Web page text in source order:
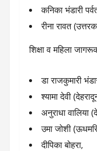
कनिका भंडारी
रीना रावत
शिक्षा व महिला
डा राजकुमारी
श्यामा देवी
अनुराधा वालिया
उमा जोशी
दीपिका बोहरा,